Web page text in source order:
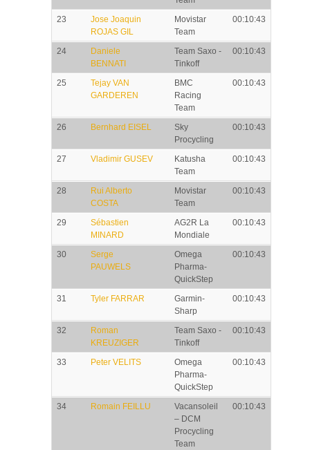
23
Jose Joaquin
ROJAS GIL
Movistar
Team
00:10:43
24
Daniele
BENNATI
Team Saxo -
Tinkoff
00:10:43
25
Tejay VAN
GARDEREN
BMC
Racing
Team
00:10:43
26 Bernhard EISEL
Sky
Procycling
00:10:43
27 Vladimir GUSEV
Katusha
Team
00:10:43
28
Rui Alberto
COSTA
Movistar
Team
00:10:43
29
Sébastien
MINARD
AG2R La
Mondiale
00:10:43
30
Serge
PAUWELS
Omega
Pharma-
QuickStep
00:10:43
31 Tyler FARRAR
Garmin-
Sharp
00:10:43
32
Roman
KREUZIGER
Team Saxo -
Tinkoff
00:10:43
33 Peter VELITS
Omega
Pharma-
QuickStep
00:10:43
34 Romain FEILLU
Vacansoleil
– DCM
Procycling
Team
00:10:43